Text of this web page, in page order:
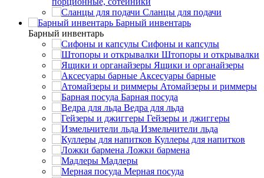
Сланцы для подачи
Барный инвентарь
Барный инвентарь
Сифоны и капсулы
Штопоры и открывалки
Ящики и органайзеры
Аксесуары барные
Атомайзеры и риммеры
Барная посуда
Ведра для льда
Гейзеры и джиггеры
Измельчители льда
Куллеры для напитков
Ложки бармена
Мадлеры
Мерная посуда